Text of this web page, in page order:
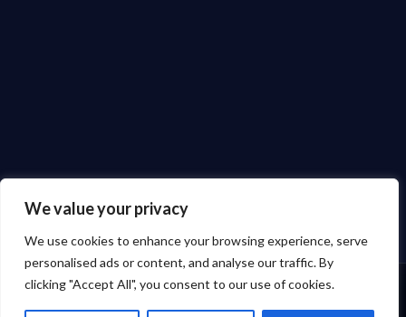
We value your privacy
We use cookies to enhance your browsing experience, serve
personalised ads or content, and analyse our traffic. By
clicking "Accept All", you consent to our use of cookies.
☰
☰